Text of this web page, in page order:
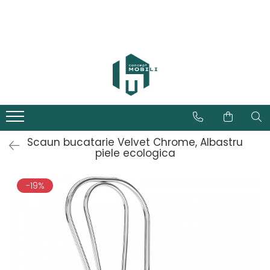
Scaun bucatarie Velvet Chrome, Albastru
piele ecologica
-19%